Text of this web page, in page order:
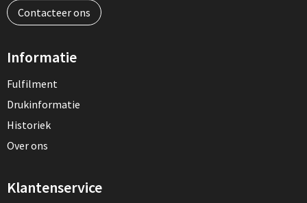
Contacteer ons
Informatie
Fulfilment
Drukinformatie
Historiek
Over ons
Klantenservice